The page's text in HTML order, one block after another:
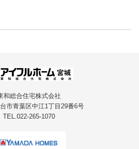
和総合住宅株式会社
市青葉区中江1丁目29番6号
TEL.022-265-1070